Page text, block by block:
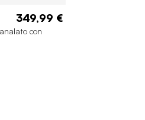
349,99 €
con